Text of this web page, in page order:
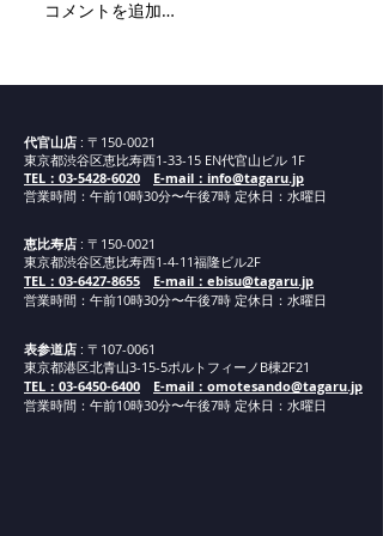
コメントを追加…
代官山店 : 〒150-0021
東京都渋谷区恵比寿西1-33-15 EN代官山ビル 1F
TEL：03-5428-6020
E-mail：info@tagaru.jp
営業時間：午前10時30分〜午後7時 定休日：水曜日
恵比寿店 : 〒150-0021
東京都渋谷区恵比寿西1-4-11福隆ビル2F
TEL：03-6427-8655
E-mail：ebisu@tagaru.jp
営業時間：午前10時30分〜午後7時 定休日：水曜日
表参道店 : 〒107-0061
東京都港区北青山3-15-5ポルトフィーノB棟2F21
TEL：03-6450-6400
E-mail：omotesando@tagaru.jp
営業時間：午前10時30分〜午後7時 定休日：水曜日